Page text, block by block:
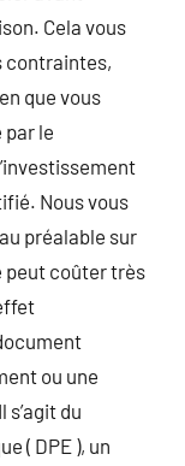
Cela vous
contraintes,
que vous
par le
Nous vous
préalable sur
peut coûter très
ou une
s’agit du
( DPE ), un